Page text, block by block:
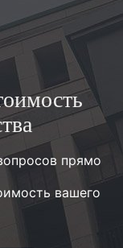
прямо
вашего